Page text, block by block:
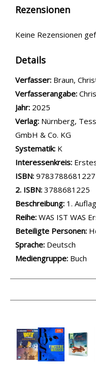
Rezensionen
Keine Rezensionen
Details
Verfasser: Suche nach
Braun,
Verfasserangabe:
Jahr: 2025
Verlag: Nürnberg,
GmbH & Co. KG
opens in new tab
Diesen Link in neuem
Systematik: Suche
K
Interessenkreis:
ISBN: 9783788681227
2. ISBN: 3788681225
Beschreibung: 1.
Reihe: WAS IST WAS
Beteiligte Personen:
Sprache: Deutsch
Mediengruppe: Buch